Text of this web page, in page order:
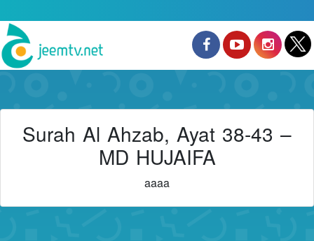
Surah Al Ahzab, Ayat 38-43 –
MD HUJAIFA
aaaa